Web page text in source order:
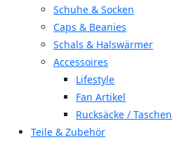
Schuhe & Socken
Caps & Beanies
Schals & Halswärmer
Accessoires
Lifestyle
Fan Artikel
Rucksäcke / Taschen
Teile & Zubehör